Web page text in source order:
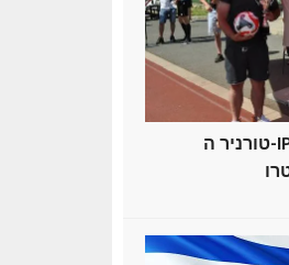
טורניר ה-IPA גייס 19,440 אירו עבור